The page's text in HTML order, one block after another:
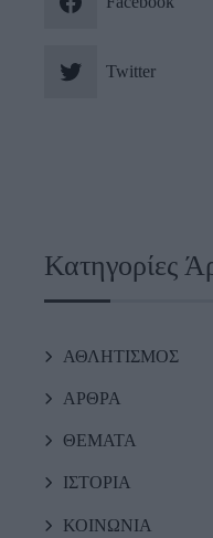
Twitter
Κατηγορίες
ΑΘΛΗΤΙΣΜΟΣ
ΑΡΘΡΑ
ΘΕΜΑΤΑ
ΙΣΤΟΡΙΑ
ΚΟΙΝΩΝΙΑ